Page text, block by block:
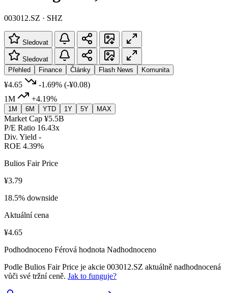
003012.SZ · SHZ
Sledovat
Sledovat
Přehled
Finance Články Flash News Komunita
¥4.65 -1.69% (-¥0.08)
1M
+4.19%
1M 6M YTD 1Y 5Y MAX
Market Cap ¥5.5B
P/E Ratio 16.43x
Div. Yield -
ROE 4.39%
Bulios Fair Price
¥3.79
18.5% downside
Aktuální cena
¥4.65
Podhodnoceno Férová hodnota Nadhodnoceno
Podle Bulios Fair Price je akcie 003012.SZ aktuálně nadhodnocená
vůči své tržní ceně. Jak to funguje?